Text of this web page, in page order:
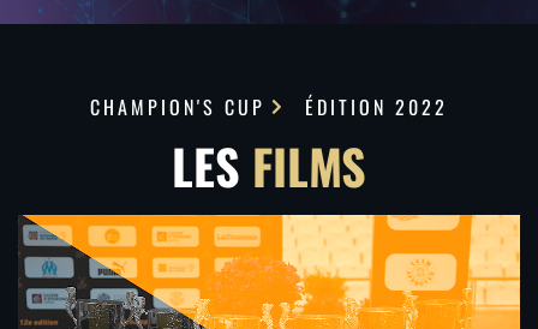
CHAMPION'S CUP ÉDITION 2022
LES FILMS